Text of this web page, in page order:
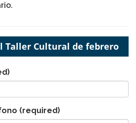
Taller Cultural de febrero
(required)